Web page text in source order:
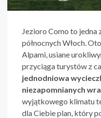
Jezioro Como to jedna
północnych Włoch.
Alpami, usiane
przyciąga turystów z
jednodniowa
niezapomnianych
wyjątkowego klimatu
dla Ciebie plan, który